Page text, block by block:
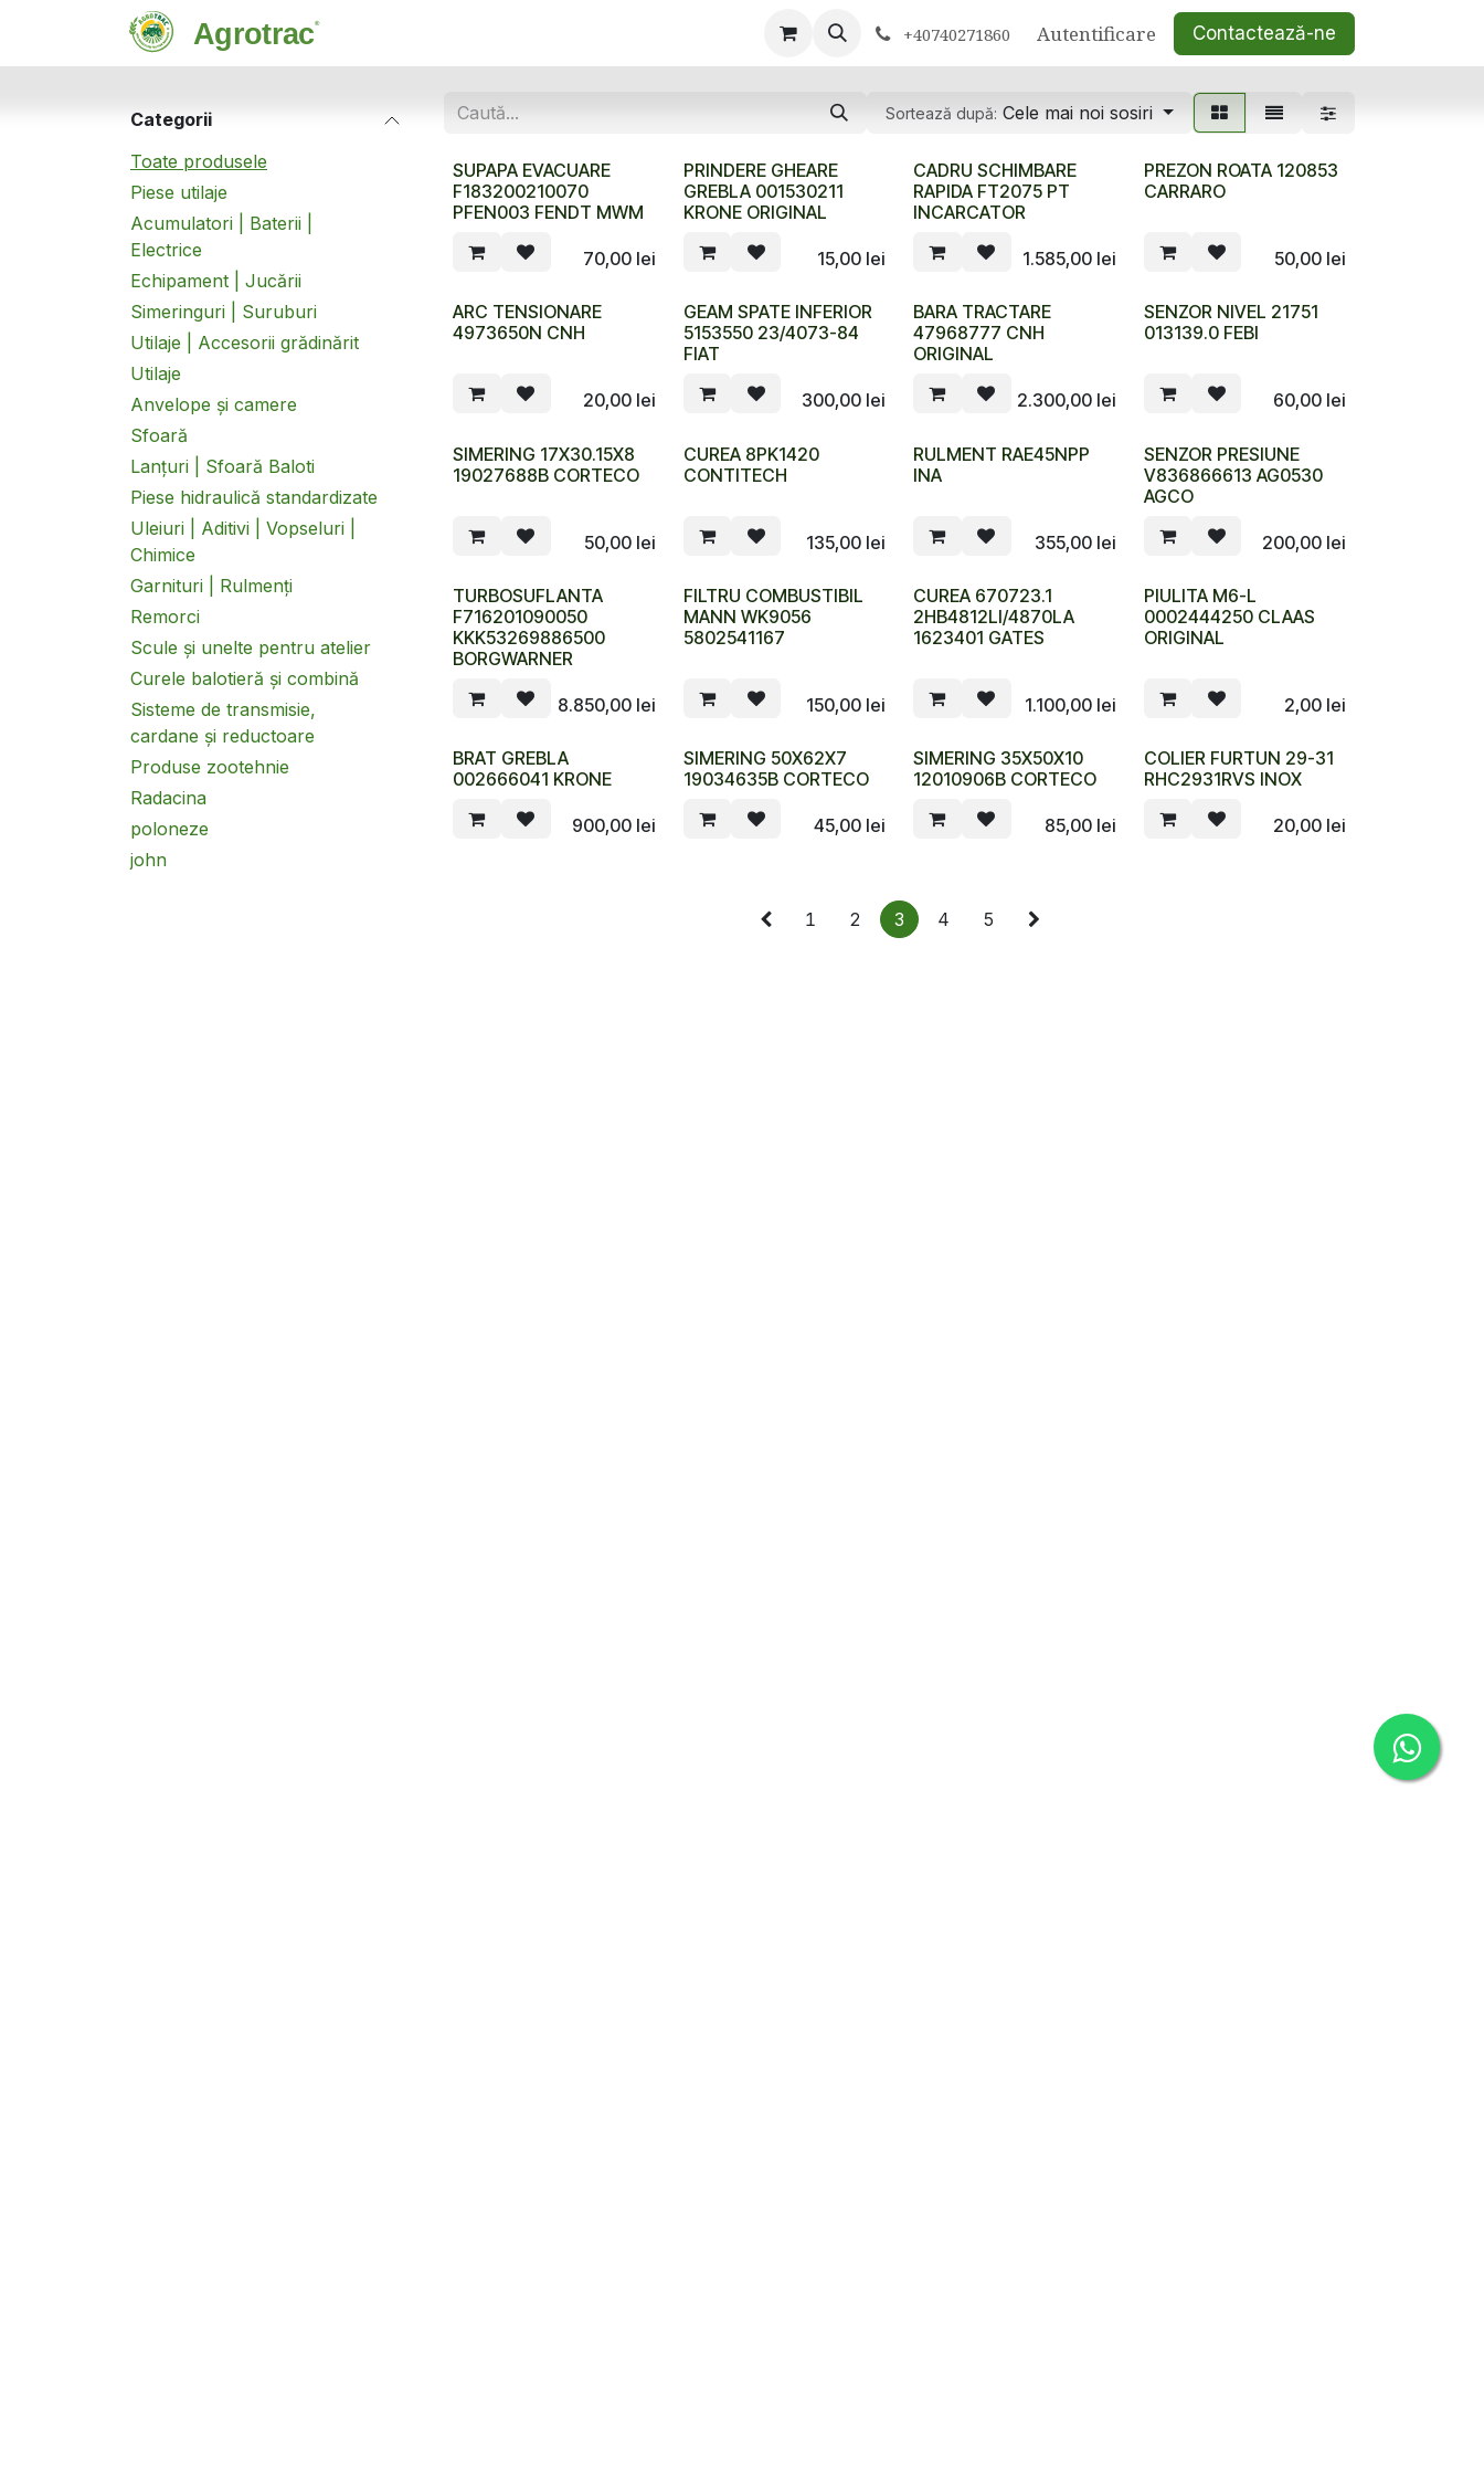
+40740271860 Autentificare Contactează-ne
Categorii
Toate produsele
Piese utilaje
Acumulatori | Baterii |
Electrice
Echipament | Jucării
Simeringuri | Suruburi
Utilaje | Accesorii grădinărit
Utilaje
Anvelope și camere
Sfoară
Lanțuri | Sfoară Baloti
Piese hidraulică standardizate
Uleiuri | Aditivi | Vopseluri |
Chimice
Garnituri | Rulmenți
Remorci
Scule și unelte pentru atelier
Curele balotieră și combină
Sisteme de transmisie,
cardane și reductoare
Produse zootehnie
Radacina
poloneze
john
Sortează după: Cele mai noi sosiri
SUPAPA EVACUARE
F183200210070
PFEN003 FENDT MWM
70,00lei
PRINDERE GHEARE
GREBLA 001530211
KRONE ORIGINAL
15,00 lei
CADRU SCHIMBARE
RAPIDA FT2075 PT
INCARCATOR
1.585,00lei
PREZON ROATA 120853
CARRARO
50,00 lei
ARC TENSIONARE
4973650N CNH
20,00lei
GEAM SPATE INFERIOR
5153550 23/4073-84
FIAT
300,00 lei
BARA TRACTARE
47968777 CNH
ORIGINAL
2.300,00lei
SENZOR NIVEL 21751
013139.0 FEBI
60,00 lei
SIMERING 17X30.15X8
19027688B CORTECO
50,00lei
CUREA 8PK1420
CONTITECH
135,00 lei
RULMENT RAE45NPP
INA
355,00lei
SENZOR PRESIUNE
V836866613 AG0530
AGCO
200,00 lei
TURBOSUFLANTA
F716201090050
KKK53269886500
BORGWARNER
8.850,00lei
FILTRU COMBUSTIBIL
MANN WK9056
5802541167
150,00 lei
CUREA 670723.1
2HB4812LI/4870LA
1623401 GATES
1.100,00lei
PIULITA M6-L
0002444250 CLAAS
ORIGINAL
2,00 lei
BRAT GREBLA
002666041 KRONE
900,00lei
SIMERING 50X62X7
19034635B CORTECO
45,00 lei
SIMERING 35X50X10
12010906B CORTECO
85,00lei
COLIER FURTUN 29-31
RHC2931RVS INOX
20,00 lei
1 2 3 4 5